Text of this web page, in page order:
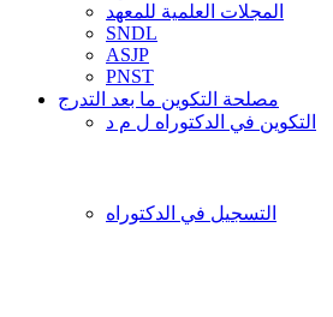
المجلات العلمية للمعهد
SNDL
ASJP
PNST
مصلحة التكوين ما بعد التدرج
التكوين في الدكتوراه ل م د
التسجيل في الدكتوراه